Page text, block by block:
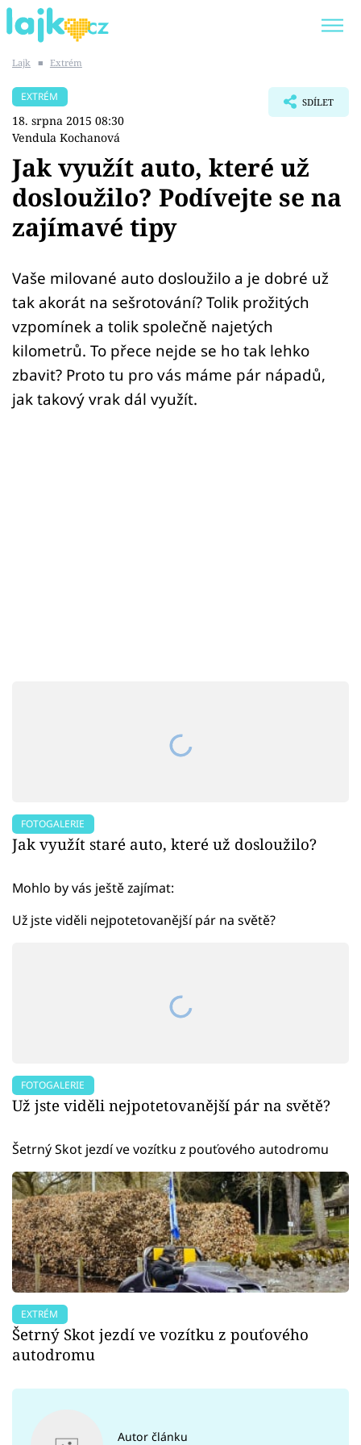
SHOPAHOLICADEL
Témata
Showbyznys
Youtubeři
Virály
Sex a vztahy
Videa
Lajk ■ Extrém
EXTRÉM
18. srpna 2015 08:30
Vendula Kochanová
SDÍLET
Jak využít auto, které už
dosloužilo? Podívejte se na
zajímavé tipy
Vaše milované auto dosloužilo a je dobré už
tak akorát na sešrotování? Tolik prožitých
vzpomínek a tolik společně najetých
kilometrů. To přece nejde se ho tak lehko
zbavit? Proto tu pro vás máme pár nápadů,
jak takový vrak dál využít.
FOTOGALERIE
Jak využít staré auto, které už dosloužilo?
Mohlo by vás ještě zajímat:
Už jste viděli nejpotetovanější pár na světě?
FOTOGALERIE
Už jste viděli nejpotetovanější pár na světě?
Šetrný Skot jezdí ve vozítku z pouťového autodromu
EXTRÉM
Šetrný Skot jezdí ve vozítku z pouťového
autodromu
Autor článku